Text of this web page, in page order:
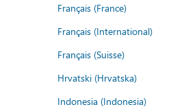
Français (France)
Français (International)
Français (Suisse)
Hrvatski (Hrvatska)
Indonesia (Indonesia)